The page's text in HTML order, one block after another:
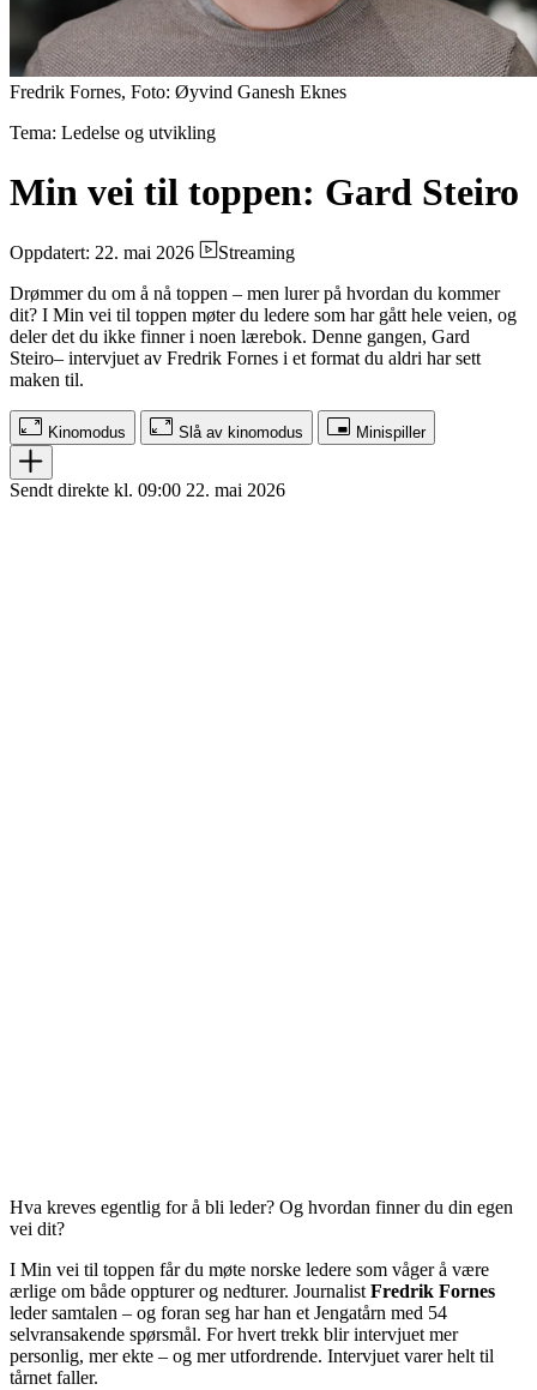
Fredrik Fornes, Foto: Øyvind Ganesh Eknes
Tema: Ledelse og utvikling
Min vei til toppen: Gard Steiro
Oppdatert: 22. mai 2026
Streaming
Drømmer du om å nå toppen – men lurer på hvordan du kommer
dit? I Min vei til toppen møter du ledere som har gått hele veien, og
deler det du ikke finner i noen lærebok. Denne gangen, Gard
Steiro– intervjuet av Fredrik Fornes i et format du aldri har sett
maken til.
Kinomodus Slå av kinomodus Minispiller
Sendt direkte kl. 09:00 22. mai 2026
Hva kreves egentlig for å bli leder? Og hvordan finner du din egen
vei dit?
I Min vei til toppen får du møte norske ledere som våger å være
ærlige om både oppturer og nedturer. Journalist Fredrik Fornes
leder samtalen – og foran seg har han et Jengatårn med 54
selvransakende spørsmål. For hvert trekk blir intervjuet mer
personlig, mer ekte – og mer utfordrende. Intervjuet varer helt til
tårnet faller.